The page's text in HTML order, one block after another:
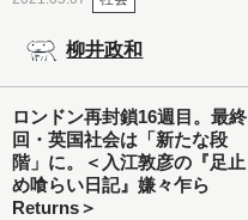
柳井政和
ロンドン再封鎖16週目。最終
回・英国社会は「新たな段
階」に。＜入江敦彦の『足止
め喰らい日記』嫌々乍ら
Returns＞